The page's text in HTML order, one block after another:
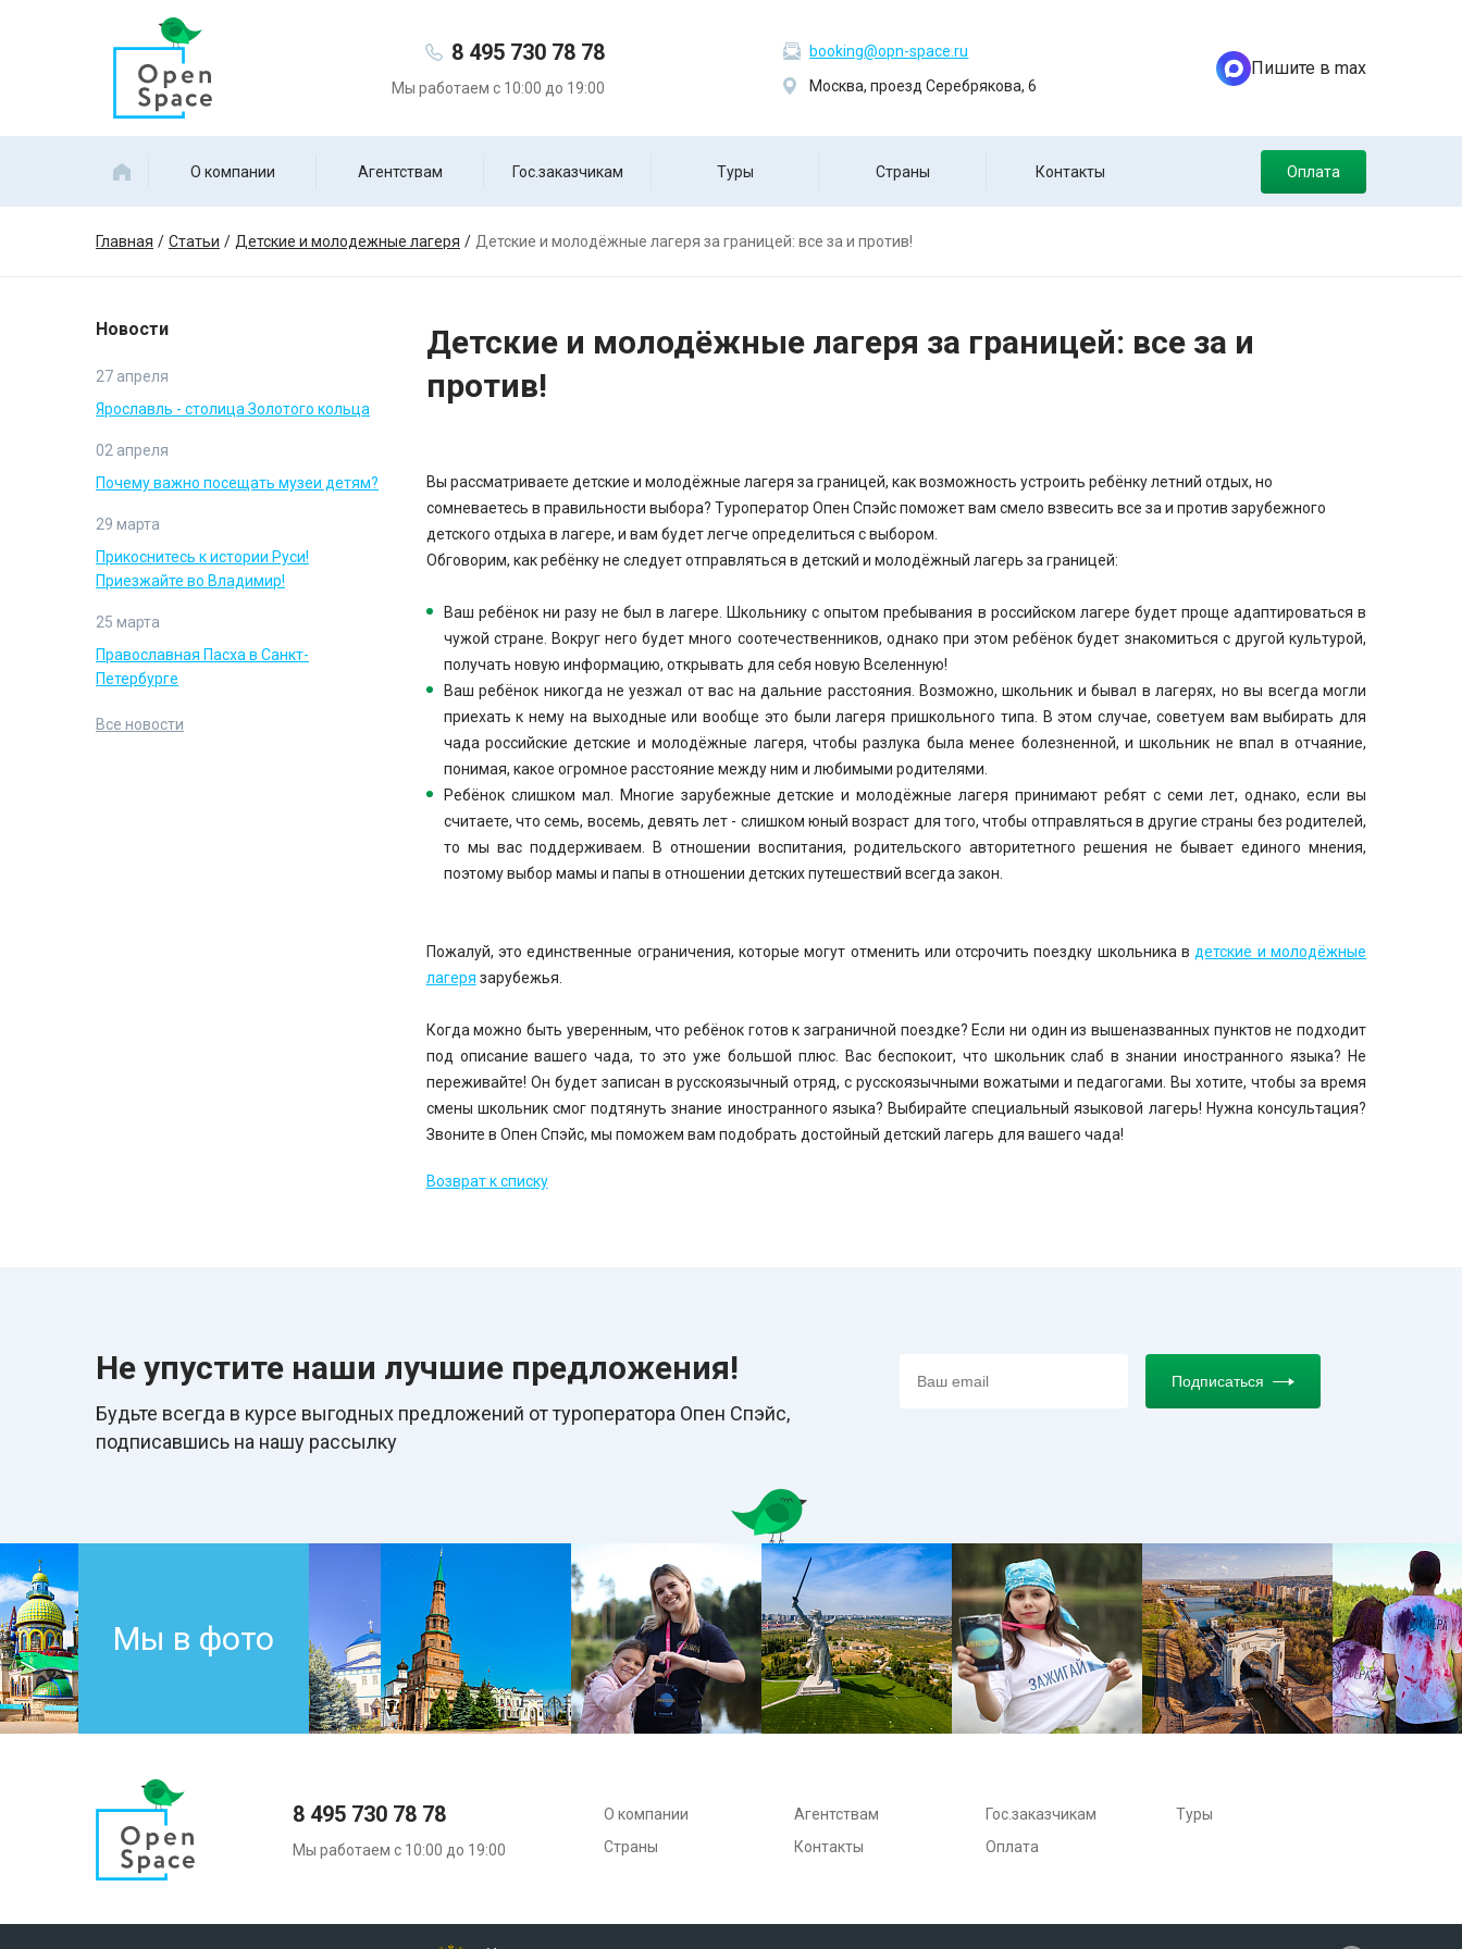
8 495 730 78 78
Мы работаем с 10:00 до 19:00
booking@opn-space.ru
Москва, проезд Серебрякова, 6
Пишите в max
О компании Агентствам Гос.заказчикам Туры Страны Контакты Оплата
Главная Статьи Детские и молодежные лагеря Детские и молодёжные лагеря за границей: все за и против!
Новости
27 апреля
Ярославль - столица Золотого кольца
02 апреля
Почему важно посещать музеи детям?
29 марта
Прикоснитесь к истории Руси!
Приезжайте во Владимир!
25 марта
Православная Пасха в Санкт-
Петербурге
Все новости
Детские и молодёжные лагеря за границей: все за и
против!
Вы рассматриваете детские и молодёжные лагеря за границей, как возможность устроить ребёнку летний отдых, но
сомневаетесь в правильности выбора? Туроператор Опен Спэйс поможет вам смело взвесить все за и против зарубежного
детского отдыха в лагере, и вам будет легче определиться с выбором.
Обговорим, как ребёнку не следует отправляться в детский и молодёжный лагерь за границей:
Ваш ребёнок ни разу не был в лагере. Школьнику с опытом пребывания в российском лагере будет проще адаптироваться в
чужой стране. Вокруг него будет много соотечественников, однако при этом ребёнок будет знакомиться с другой культурой,
получать новую информацию, открывать для себя новую Вселенную!
Ваш ребёнок никогда не уезжал от вас на дальние расстояния. Возможно, школьник и бывал в лагерях, но вы всегда могли
приехать к нему на выходные или вообще это были лагеря пришкольного типа. В этом случае, советуем вам выбирать для
чада российские детские и молодёжные лагеря, чтобы разлука была менее болезненной, и школьник не впал в отчаяние,
понимая, какое огромное расстояние между ним и любимыми родителями.
Ребёнок слишком мал. Многие зарубежные детские и молодёжные лагеря принимают ребят с семи лет, однако, если вы
считаете, что семь, восемь, девять лет - слишком юный возраст для того, чтобы отправляться в другие страны без родителей,
то мы вас поддерживаем. В отношении воспитания, родительского авторитетного решения не бывает единого мнения,
поэтому выбор мамы и папы в отношении детских путешествий всегда закон.
Пожалуй, это единственные ограничения, которые могут отменить или отсрочить поездку школьника в детские и молодёжные
лагеря зарубежья.
Когда можно быть уверенным, что ребёнок готов к заграничной поездке? Если ни один из вышеназванных пунктов не подходит
под описание вашего чада, то это уже большой плюс. Вас беспокоит, что школьник слаб в знании иностранного языка? Не
переживайте! Он будет записан в русскоязычный отряд, с русскоязычными вожатыми и педагогами. Вы хотите, чтобы за время
смены школьник смог подтянуть знание иностранного языка? Выбирайте специальный языковой лагерь! Нужна консультация?
Звоните в Опен Спэйс, мы поможем вам подобрать достойный детский лагерь для вашего чада!
Возврат к списку
Не упустите наши лучшие предложения!
Будьте всегда в курcе выгодных предложений от туроператора Опен Спэйс,
подписавшись на нашу рассылку
Подписаться
Мы в фото
8 495 730 78 78
Мы работаем с 10:00 до 19:00
О компании Агентствам Гос.заказчикам
Туры
Страны
Контакты Оплата